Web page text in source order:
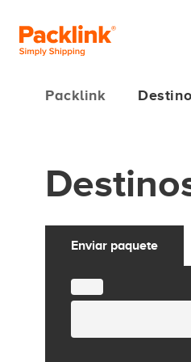
Packlink
Enviar paquete